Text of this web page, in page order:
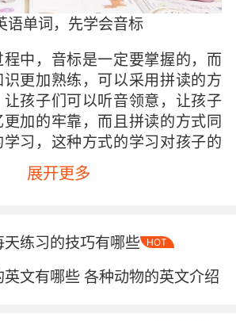
语单词，先学会音标
中，音标是一定要掌握的，而
更加熟练，可以采用拼读的方
孩子们可以听音领意，让孩子
加的牢靠，而且拼读的方式同
习，这种方式的学习对孩子的
词之后，当时可能记忆的非常牢
易忘记，为了避免这个情况的
展开更多
天练习的技巧有哪些 HOT
英文有哪些 各种动物的英文介绍